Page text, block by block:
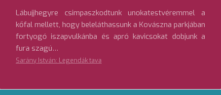
Lábujjhegyre csimpaszkodtunk unokatestvéremmel a
kőfal mellett, hogy beleláthassunk a Kovászna parkjában
fortyogó iszapvulkánba és apró kavicsokat dobjunk a
fura szagú…
Sarány István: Legendák tava